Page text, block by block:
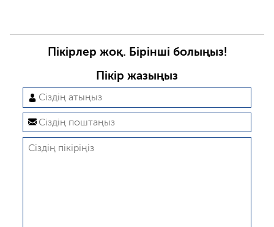
Пікірлер жоқ. Бірінші болыңыз!
Пікір жазыңыз